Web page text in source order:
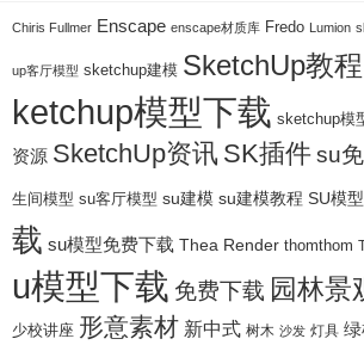
Chiris Fullmer Enscape enscape材质库 Fredo Lumion
up客厅模型 sketchup建模 SketchUp教程
ketchup模型下载 sketchup模
资源 SketchUp资讯 SK插件su
生间模型 su客厅模型 su建模 su建模教程 SU模型
载 su模型免费下载 Thea Render thomthom
u模型下载 免费下载 园林景
少校讲座 形意素材 新中式 树木 沙发 灯具